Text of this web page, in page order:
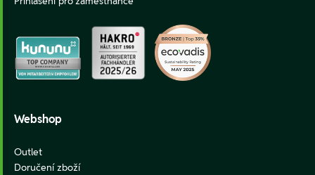
Webshop
Outlet
Doručení zboží